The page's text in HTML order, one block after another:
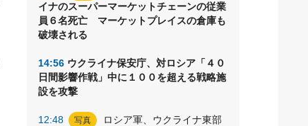
イナのスーパーマーケットチェーンの従業
員６名死亡 マーケットプレイスの倉庫も
破壊される
14:56 ウクライナ保安庁、対ロシア「４０
日間影響作戦」中に１００を超える戦略施
設を攻撃
12:48 写真
ロシア軍、ウクライナ東部